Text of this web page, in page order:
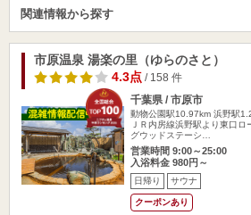
関連情報から探す
市原温泉 湯楽の里（ゆらのさと）
4.3点/ 158 件
千葉県 / 市原市
動物公園駅10.97km 浜野駅
ＪＲ内房線浜野駅より東口
グウッドステーシ…
営業時間 9:00～25:00
入浴料金 980円～
日帰り サウナ
クーポンあり